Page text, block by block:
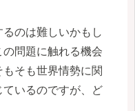
のは難しいかもし
問題に触れる機会
そも世界情勢に関
いるのですが、ど